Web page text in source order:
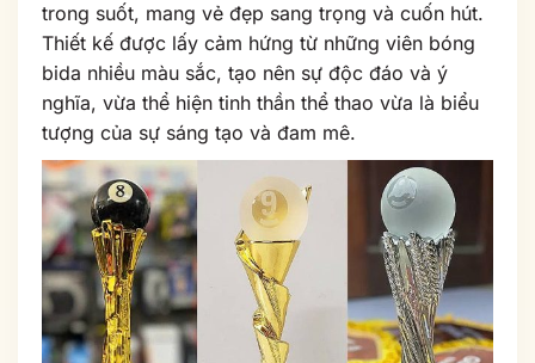
trong suốt, mang vẻ đẹp sang trọng và cuốn hút.
Thiết kế được lấy cảm hứng từ những viên bóng
bida nhiều màu sắc, tạo nên sự độc đáo và ý
nghĩa, vừa thể hiện tinh thần thể thao vừa là biểu
tượng của sự sáng tạo và đam mê.